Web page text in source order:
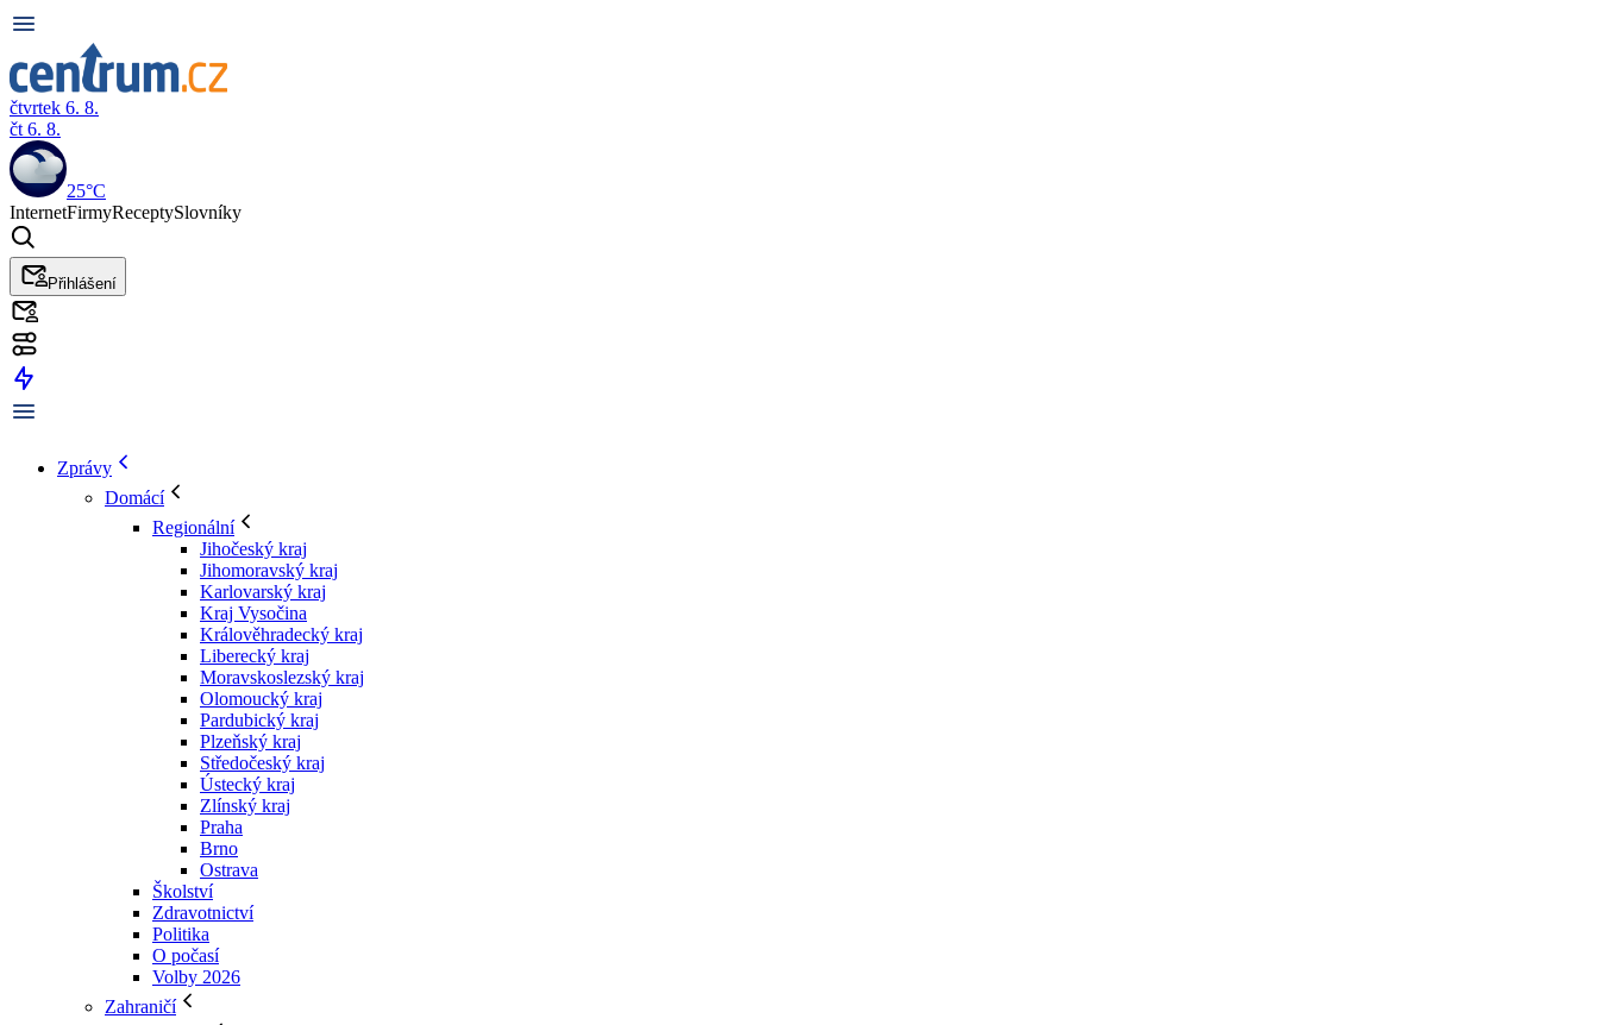
čtvrtek 6. 8.
čt 6. 8.
25°C
InternetFirmyReceptySlovníky
Přihlášení
Zprávy
Domácí
Regionální
Jihočeský kraj
Jihomoravský kraj
Karlovarský kraj
Kraj Vysočina
Králověhradecký kraj
Liberecký kraj
Moravskoslezský kraj
Olomoucký kraj
Pardubický kraj
Plzeňský kraj
Středočeský kraj
Ústecký kraj
Zlínský kraj
Praha
Brno
Ostrava
Školství
Zdravotnictví
Politika
O počasí
Volby 2026
Zahraničí